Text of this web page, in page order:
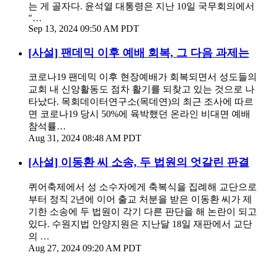
는 게 골자다. 윤석열 대통령은 지난 10일 국무회의에서
"…
Sep 13, 2024 09:50 AM PDT
[사설] 팬데믹 이후 예배 회복, 그 다음 과제는
코로나19 팬데믹 이후 현장예배가 회복되면서 성도들의
교회 내 신앙활동도 점차 활기를 되찾고 있는 것으로 나
타났다. 목회데이터연구소(목데연)의 최근 조사에 따르
면 코로나19 당시 50%에 육박했던 온라인 비대면 예배
참석률…
Aug 31, 2024 08:48 AM PDT
[사설] 이동환 씨 소송, 두 법원의 엇갈린 판결
퀴어축제에서 성 소수자에게 축복식을 집례해 교단으로
부터 정직 2년에 이어 출교 처분을 받은 이동환 씨가 제
기한 소송에 두 법원이 각기 다른 판단을 해 논란이 되고
있다. 수원지법 안양지원은 지난달 18일 재판에서 교단
의 …
Aug 27, 2024 09:20 AM PDT